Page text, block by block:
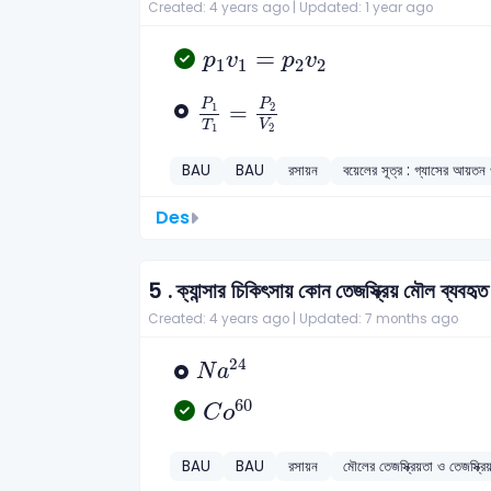
Created: 4 years ago | Updated: 1 year ago
p1v1 = p2v2
p1v1 =p2v2
P1
T1
= P2
V2
P1 P2
BAU BAU রসায়ন বয়েলের সূত্র : গ্যাসের আয়তন
Des
5 .ক্যান্সার চিকিৎসায় কোন তেজস্ক্রিয় মৌল
Created: 4 years ago | Updated: 7 months ago
Na24
Na24
Co60
C o60
BAU BAU রসায়ন মৌলের তেজস্ক্রিয়তা ও